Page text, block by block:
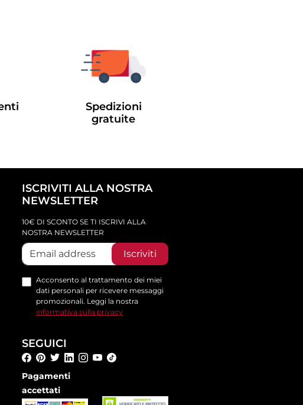
Spedizioni
gratuite
ISCRIVITI ALLA NOSTRA
NEWSLETTER
10€ DI SCONTO SE TI ISCRIVI ALLA
NOSTRA NEWSLETTER
Iscriviti
Acconsento al trattamento dei miei
dati personali per ricevere messaggi
promozionali. Leggi la nostra
informativa sulla privacy
SEGUICI
Pagamenti
accettati